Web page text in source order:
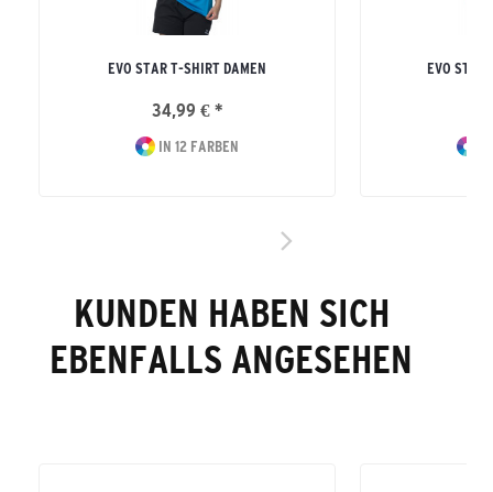
EVO STAR T-SHIRT DAMEN
34,99 € *
IN 12 FARBEN
EVO STAR
KUNDEN HABEN SICH
EBENFALLS ANGESEHEN